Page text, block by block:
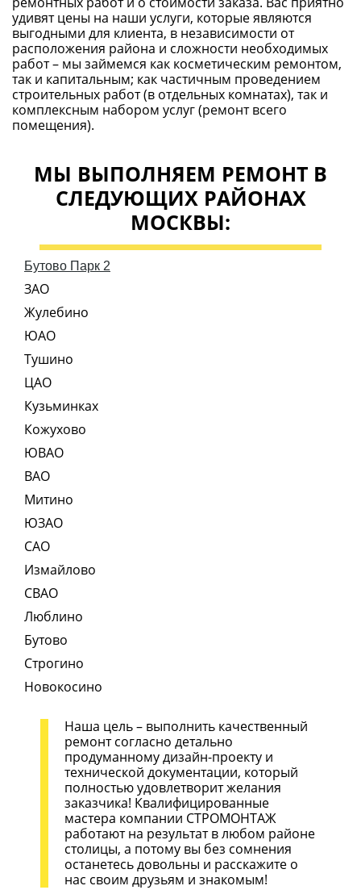
удивят цены на наши услуги, которые являются
выгодными для клиента, в независимости от
расположения района и сложности необходимых
работ – мы займемся как косметическим ремонтом,
так и капитальным; как частичным проведением
строительных работ (в отдельных комнатах), так и
комплексным набором услуг (ремонт всего
помещения).
МЫ ВЫПОЛНЯЕМ РЕМОНТ В
СЛЕДУЮЩИХ РАЙОНАХ
МОСКВЫ:
Бутово Парк 2
ЗАО
Жулебино
ЮАО
Тушино
ЦАО
Кузьминках
Кожухово
ЮВАО
ВАО
Митино
ЮЗАО
САО
Измайлово
СВАО
Люблино
Бутово
Строгино
Новокосино
Наша цель – выполнить качественный
ремонт согласно детально
продуманному дизайн-проекту и
технической документации, который
полностью удовлетворит желания
заказчика! Квалифицированные
мастера компании СТРОМОНТАЖ
работают на результат в любом районе
столицы, а потому вы без сомнения
останетесь довольны и расскажите о
нас своим друзьям и знакомым!